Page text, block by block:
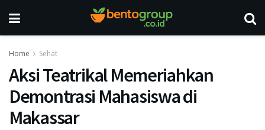
Home Sehat
Aksi Teatrikal Memeriahkan
Demontrasi Mahasiswa di
Makassar